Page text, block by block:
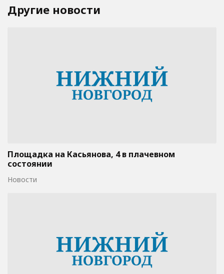
Другие новости
Площадка на Касьянова, 4 в плачевном
состоянии
Новости